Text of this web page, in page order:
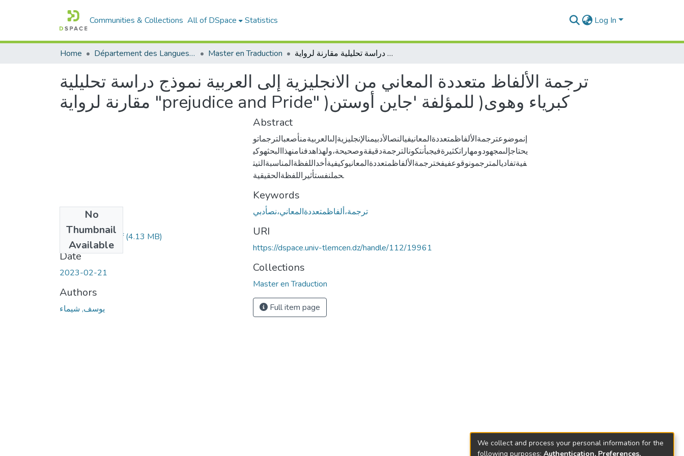
Communities & Collections All of DSpace Statistics Log In
Home Département des Langues étrangères Master en Traduction ترجمة الألفاظ متعددة المعاني من الانجليزية إلى العربية نموذج دراسة تحليلية مقارنة لرواية "prejudice and Pride" )كبرياء وهوى( للمؤلفة 'جاين أوستن
ترجمة الألفاظ متعددة المعاني من الانجليزية إلى العربية نموذج دراسة تحليلية
مقارنة لرواية "prejudice and Pride" )كبرياء وهوى( للمؤلفة 'جاين أوستن
No
Thumbnail
Available
youcef-chaima.pdf(4.13 MB)
Date
2023-02-21
Authors
يوسف, شيماء
Abstract
إنموضوعترجمةالألفاظمتعددةالمعانيفيالنصالأدبيمنالإنجليزيةإلىالعربيةمنأصعبالترجماتو
يحتاجإلىمجهودومهاراتكثيرةفيجبأنتكونالترجمةدقيقةوصحيحة،ولهذاهدفنامنهذاالبحثهوكي
فيةتفاديالمترجمونوقوعفيفخترجمةالألفاظمتعددةالمعانيوكيفيةأخداللفظةالمناسبةالتيت
حملنفستأثيراللفظةالحقيقية.
Keywords
ترجمة،ألفاظمتعددةالمعاني،نصأدبي
URI
https://dspace.univ-tlemcen.dz/handle/112/19961
Collections
Master en Traduction
Full item page
We collect and process your personal information for the
following purposes: Authentication, Preferences,